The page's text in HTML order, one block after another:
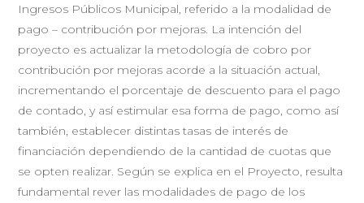
Ingresos Públicos Municipal, referido a la modalidad de
pago – contribución por mejoras. La intención del
proyecto es actualizar la metodología de cobro por
contribución por mejoras acorde a la situación actual,
incrementando el porcentaje de descuento para el pago
de contado, y así estimular esa forma de pago, como así
también, establecer distintas tasas de interés de
financiación dependiendo de la cantidad de cuotas que
se opten realizar. Según se explica en el Proyecto, resulta
fundamental rever las modalidades de pago de los